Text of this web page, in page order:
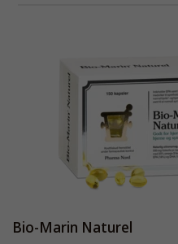
Bio-Marin Naturel